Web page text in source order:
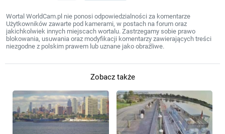
Wortal WorldCam.pl nie ponosi odpowiedzialności za komentarze
Użytkowników zawarte pod kamerami, w postach na forum oraz
jakichkolwiek innych miejscach wortalu. Zastrzegamy sobie prawo
blokowania, usuwania oraz modyfikacji komentarzy zawierających treści
niezgodne z polskim prawem lub uznane jako obraźliwe.
Zobacz także